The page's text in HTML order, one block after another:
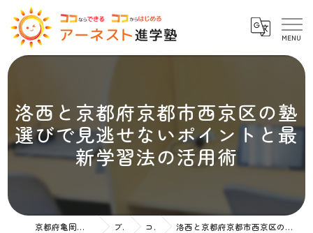
洛西と京都府京都市西京区の塾
選びで見逃せないポイントと最
新学習法の活用術
京都府亀岡の塾ならアーネスト進学塾 ブログ コラム 洛西と京都府京都市西京区の塾選びで見逃せないポイントと最新学習法の活用術